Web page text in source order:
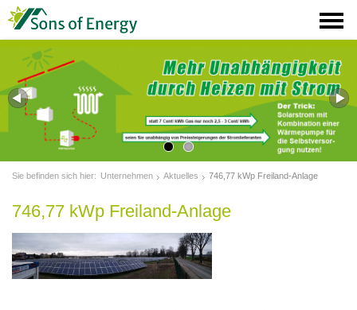
Sie befinden sich hier: Unternehmen Aktuelles 746,77 kWp Freiland-Anlage
746,77 kWp Freiland-Anlage